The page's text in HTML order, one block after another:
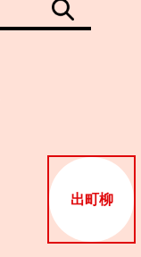
出町柳